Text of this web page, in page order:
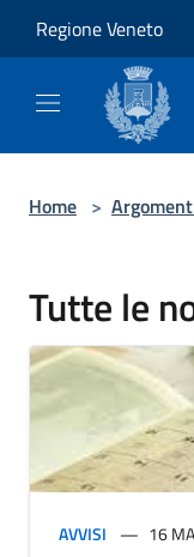
Regione Veneto
Home >
Tutte le
AVVISI 16